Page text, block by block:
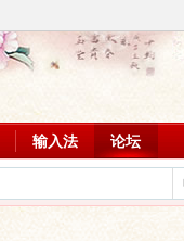
输入法 论坛